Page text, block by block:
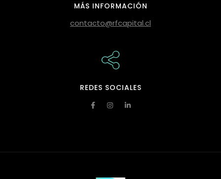
MÁS INFORMACIÓN
contacto@rfcapital.cl
REDES SOCIALES